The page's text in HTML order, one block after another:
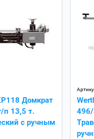
Домкрат
п 13,5 т.
c ручным
496/